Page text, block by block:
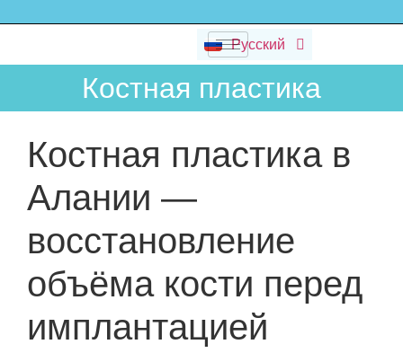
Русский
Deutsch
Dansk
Костная пластика
Костная пластика в
Алании —
восстановление
объёма кости перед
имплантацией